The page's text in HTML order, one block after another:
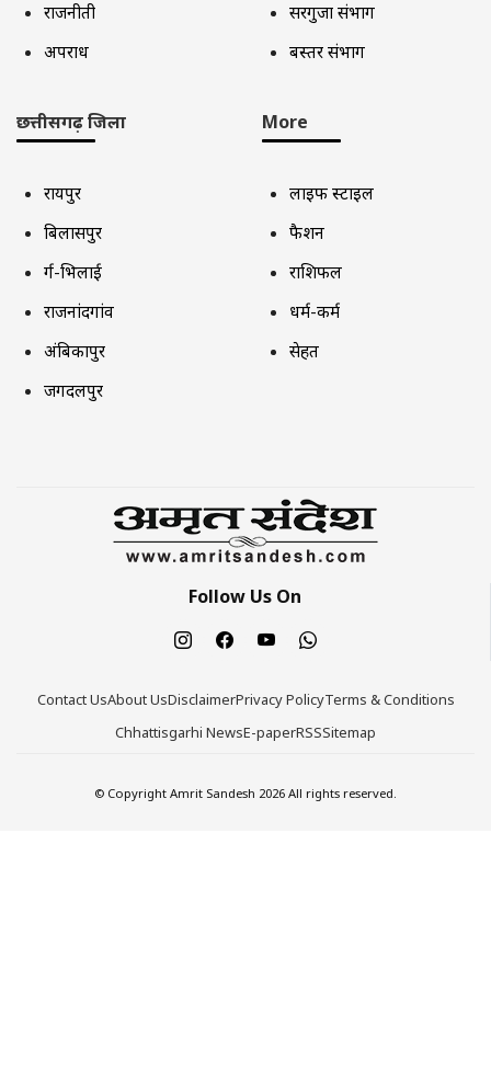
राजनीती
अपराध
सरगुजा संभाग
बस्तर संभाग
छत्तीसगढ़ जिला
रायपुर
बिलासपुर
दुर्ग-भिलाई
राजनांदगांव
अंबिकापुर
जगदलपुर
More
लाइफ स्टाइल
फैशन
राशिफल
धर्म-कर्म
सेहत
Follow Us On
Contact UsAbout UsDisclaimerPrivacy PolicyTerms & Conditions
Chhattisgarhi NewsE-paperRSSSitemap
© Copyright Amrit Sandesh 2026 All rights reserved.